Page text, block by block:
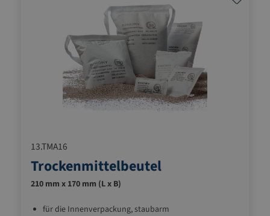
13.TMA16
Trockenmittelbeutel
210 mm x 170 mm (L x B)
für die Innenverpackung, staubarm